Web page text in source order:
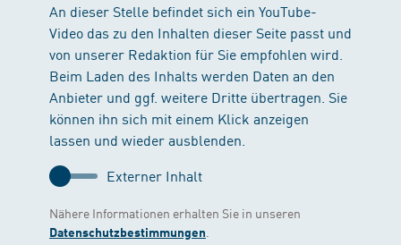
An dieser Stelle befindet sich ein YouTube-
Video das zu den Inhalten dieser Seite passt und
von unserer Redaktion für Sie empfohlen wird.
Beim Laden des Inhalts werden Daten an den
Anbieter und ggf. weitere Dritte übertragen. Sie
können ihn sich mit einem Klick anzeigen
lassen und wieder ausblenden.
Externer Inhalt
Nähere Informationen erhalten Sie in unseren
Datenschutzbestimmungen.